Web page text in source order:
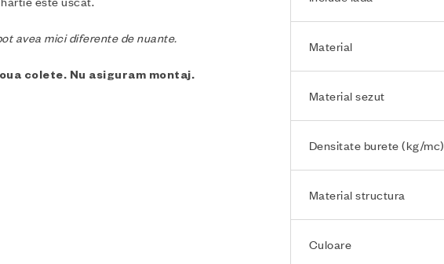
avea mici diferente de nuante.
colete. Nu asiguram montaj.
Material
Material sezut
Densitate burete (kg/mc)
Material structura
Culoare